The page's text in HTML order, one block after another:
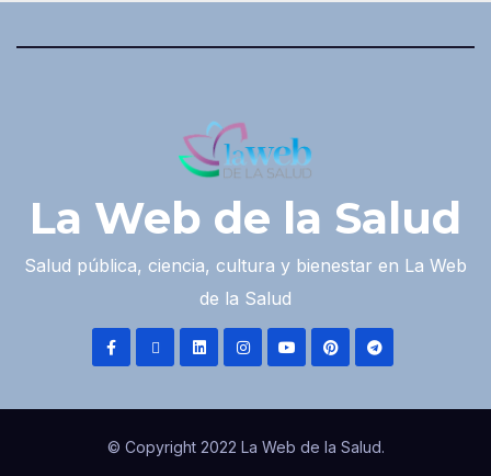
La Web de la Salud
Salud pública, ciencia, cultura y bienestar en La Web
de la Salud
© Copyright 2022 La Web de la Salud.